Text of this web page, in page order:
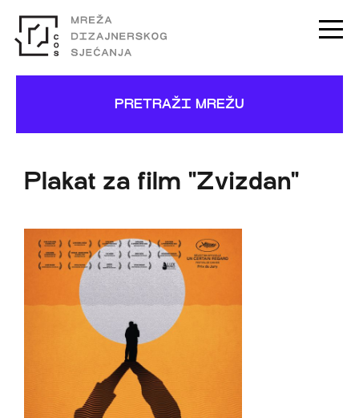
PRETRAŽI MREŽU
Plakat za film "Zvizdan"